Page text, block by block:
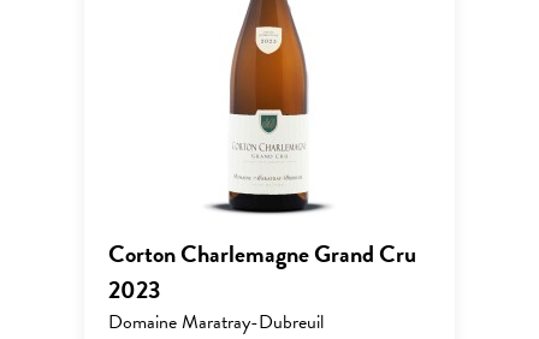
Corton Charlemagne Grand Cru
2023
Domaine Maratray-Dubreuil